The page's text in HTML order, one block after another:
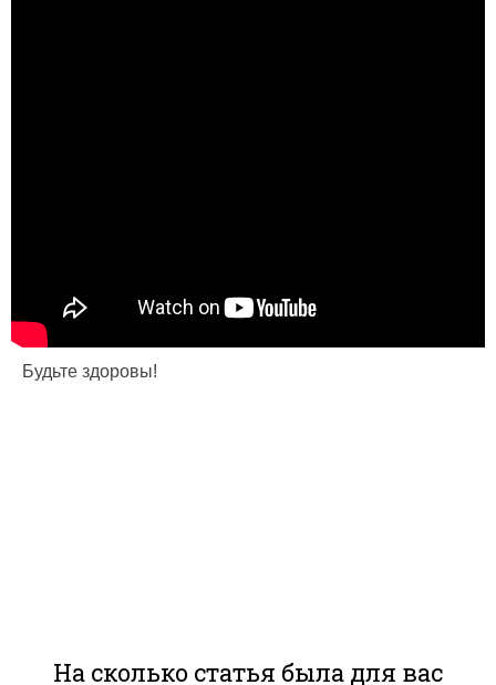
Будьте здоровы!
На сколько статья была для вас